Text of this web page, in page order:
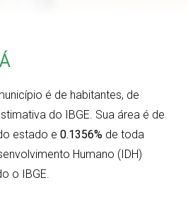
é de habitantes, de
do IBGE. Sua área é de
estado e 0.1356% de toda
Humano (IDH)
o IBGE.